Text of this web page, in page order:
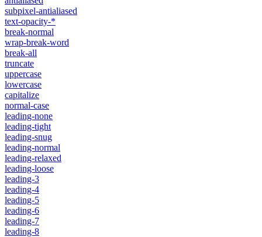
subpixel-antialiased
text-opacity-*
break-normal
wrap-break-word
break-all
truncate
uppercase
lowercase
capitalize
normal-case
leading-none
leading-tight
leading-snug
leading-normal
leading-relaxed
leading-loose
leading-3
leading-4
leading-5
leading-6
leading-7
leading-8